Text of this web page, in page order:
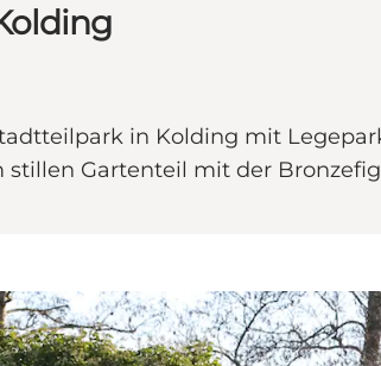
in Kolding mit
Gartenteil mit der